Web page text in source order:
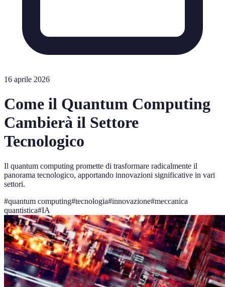
16 aprile 2026
Come il Quantum Computing
Cambierà il Settore
Tecnologico
Il quantum computing promette di trasformare radicalmente il
panorama tecnologico, apportando innovazioni significative in vari
settori.
#quantum computing#tecnologia#innovazione#meccanica
quantistica#IA